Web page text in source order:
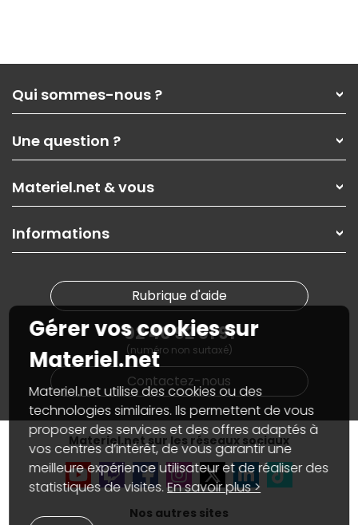
Qui sommes-nous ?
Nos services
Les magasins Materiel.net
Nos solutions pour les pros
Contactez-nous
Une question ?
Paiement, livraison
Garanties,Pack Zen
SAV, demander un retour
Informations
Materiel.net & vous
On rachète votre carte graphique
PC sur mesure : Votre RDV personnalisé
Materiel.net recrute
Notre programme d'affiliation
Partenariat & Sponsoring
Informations
Nos marques
Conditions générales de vente
Marketplace
Informations légales
Données personnellesetcookies
Gérer vos cookies
Accessibilité : non conforme
Rubrique d'aide
02 40 92 91 91
(numéro non surtaxé)
Contactez-nous
Materiel.net sur les réseaux sociaux
Nos autres sites
Gérer vos cookies sur
Materiel.net
Materiel.net utilise des cookies ou des
technologies similaires. Ils permettent de vous
proposer des services et des offres adaptés à
vos centres d’intérêt, de vous garantir une
meilleure expérience utilisateur et de réaliser des
statistiques de visites.En savoir plus >